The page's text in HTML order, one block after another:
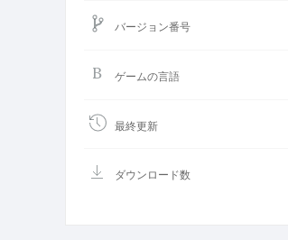
バージョン番号
ゲームの言語
最終更新
ダウンロード数